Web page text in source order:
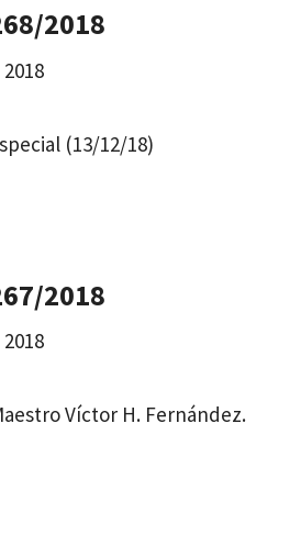
2018
(13/12/18)
2018
Víctor H. Fernández.